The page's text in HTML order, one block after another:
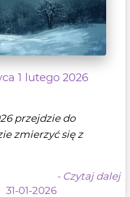
1 lutego 2026
przejdzie do
zmierzyć się z
- Czytaj dalej
31-01-2026